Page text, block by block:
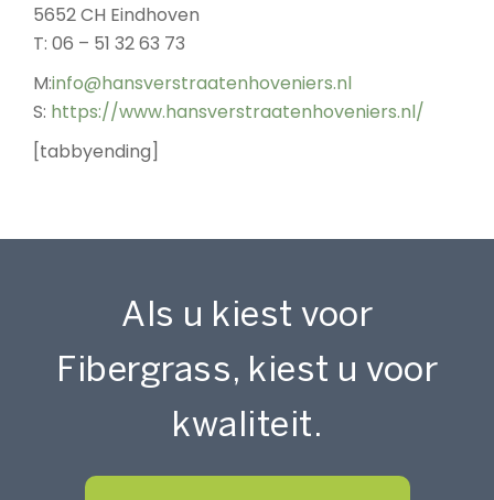
5652 CH Eindhoven
T: 06 – 51 32 63 73
M:info@hansverstraatenhoveniers.nl
S: https://www.hansverstraatenhoveniers.nl/
[tabbyending]
Als u kiest voor
Fibergrass, kiest u voor
kwaliteit.